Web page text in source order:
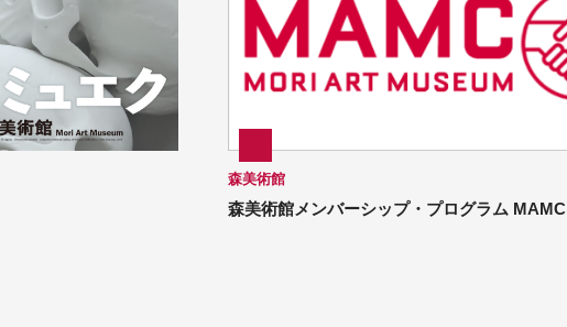
森美術館
森美術館メンバーシップ・プログラム MAMC